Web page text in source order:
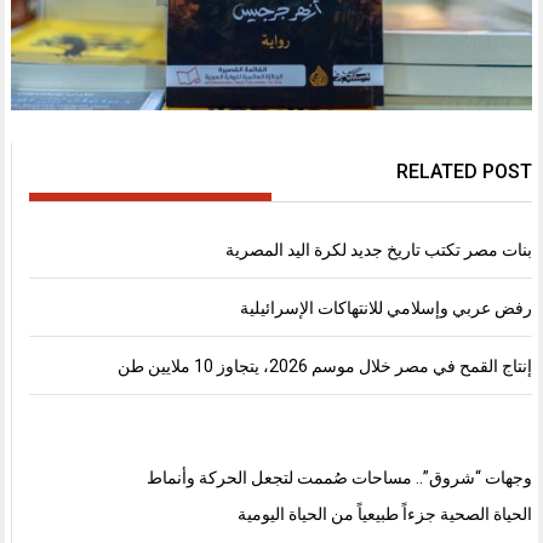
RELATED POST
بنات مصر تكتب تاريخ جديد لكرة اليد المصرية
رفض عربي وإسلامي للانتهاكات الإسرائيلية
إنتاج القمح في مصر خلال موسم 2026، يتجاوز 10 ملايين طن
وجهات “شروق”.. مساحات صُممت لتجعل الحركة وأنماط
الحياة الصحية جزءاً طبيعياً من الحياة اليومية